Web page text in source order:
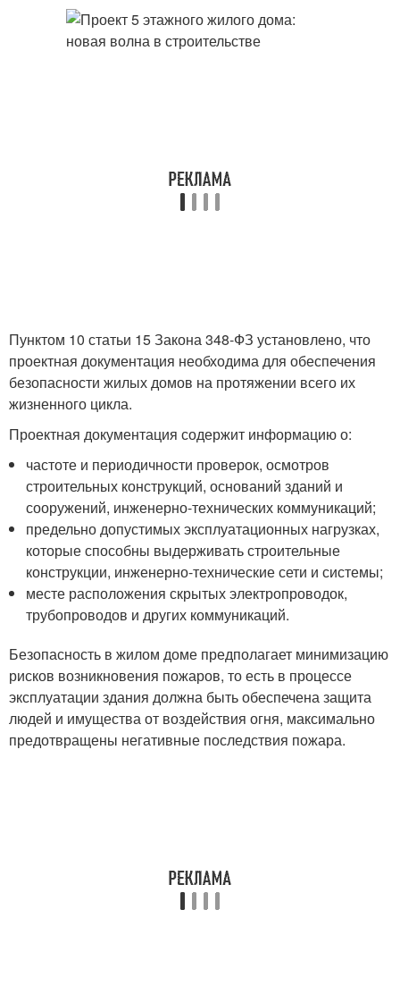
Пунктом 10 статьи 15 Закона 348-ФЗ установлено, что
проектная документация необходима для обеспечения
безопасности жилых домов на протяжении всего их
жизненного цикла.
Проектная документация содержит информацию о:
частоте и периодичности проверок, осмотров
строительных конструкций, оснований зданий и
сооружений, инженерно-технических коммуникаций;
предельно допустимых эксплуатационных нагрузках,
которые способны выдерживать строительные
конструкции, инженерно-технические сети и системы;
месте расположения скрытых электропроводок,
трубопроводов и других коммуникаций.
Безопасность в жилом доме предполагает минимизацию
рисков возникновения пожаров, то есть в процессе
эксплуатации здания должна быть обеспечена защита
людей и имущества от воздействия огня, максимально
предотвращены негативные последствия пожара.